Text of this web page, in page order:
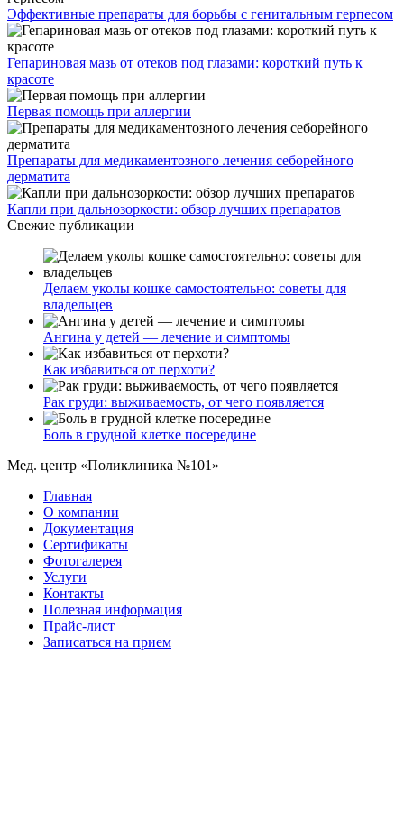
Эффективные препараты для борьбы с генитальным герпесом
Гепариновая мазь от отеков под глазами: короткий путь к
красоте
Первая помощь при аллергии
Препараты для медикаментозного лечения себорейного
дерматита
Капли при дальнозоркости: обзор лучших препаратов
Свежие публикации
Делаем уколы кошке самостоятельно: советы для
владельцев
Ангина у детей — лечение и симптомы
Как избавиться от перхоти?
Рак груди: выживаемость, от чего появляется
Боль в грудной клетке посередине
Мед. центр «Поликлиника №101»
Главная
О компании
Документация
Сертификаты
Фотогалерея
Услуги
Контакты
Полезная информация
Прайс-лист
Записаться на прием